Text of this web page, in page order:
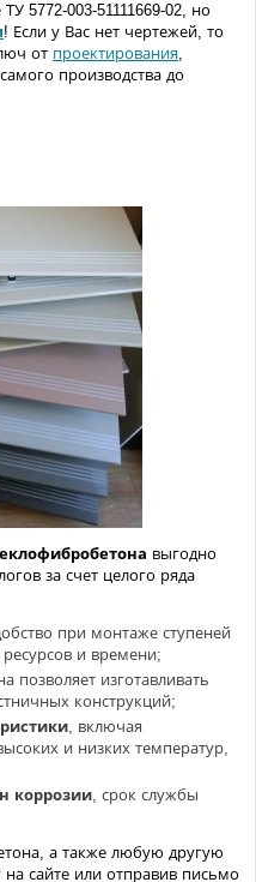
5772-003-51111669-02, но
! Если у Вас нет чертежей, то
от проектирования,
производства до
выгодно
за счет целого ряда
при монтаже ступеней
и времени;
позволяет изготавливать
конструкций;
, включая
и низких температур,
коррозии, срок службы
а также любую другую
сайте или отправив письмо